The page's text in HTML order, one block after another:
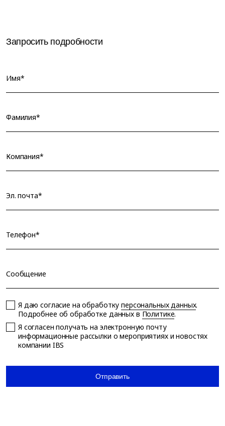
Запросить подробности
Имя*
Фамилия*
Компания*
Эл. почта*
Телефон*
Сообщение
Я даю согласие на обработкуперсональных данных.
Подробнее об обработке данных в Политике.
Я согласен получать на электронную почту
информационные рассылки о мероприятиях и новостях
компании IBS
Отправить